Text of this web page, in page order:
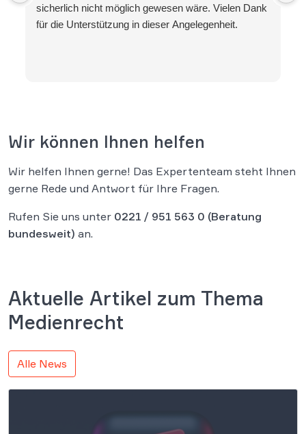
sicherlich nicht möglich gewesen wäre. Vielen Dank
für die Unterstützung in dieser Angelegenheit.
Wir können Ihnen helfen
Wir helfen Ihnen gerne! Das Expertenteam steht Ihnen
gerne Rede und Antwort für Ihre Fragen.
Rufen Sie uns unter 0221 / 951 563 0 (Beratung
bundesweit) an.
Aktuelle Artikel zum Thema
Medienrecht
Alle News